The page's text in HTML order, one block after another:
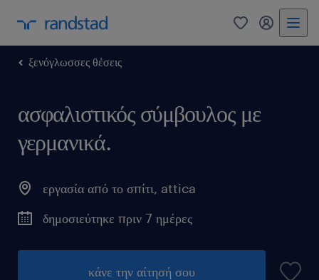
0 my
ξενόγλωσσες θέσεις
ασφαλιστικός σύμβουλος με
γερμανικά.
εργασία από το σπίτι, attica
δημοσιεύτηκε πριν 7 ημέρες
κάνε την αίτησή σου